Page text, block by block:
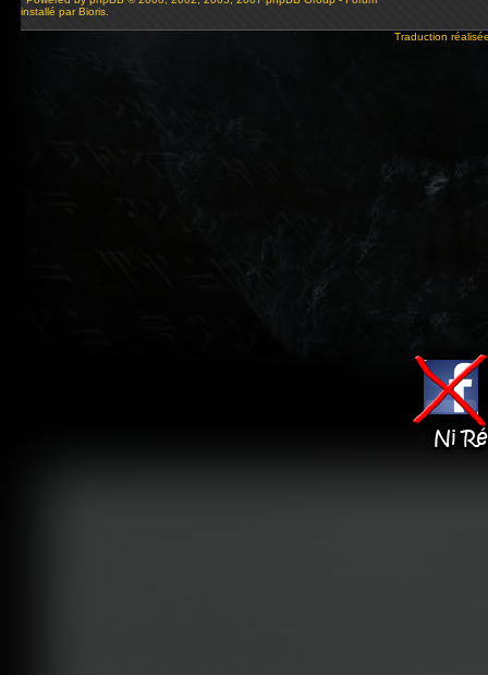
installé par Bioris.
Traduction